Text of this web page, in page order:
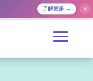
了解更多 → ✕